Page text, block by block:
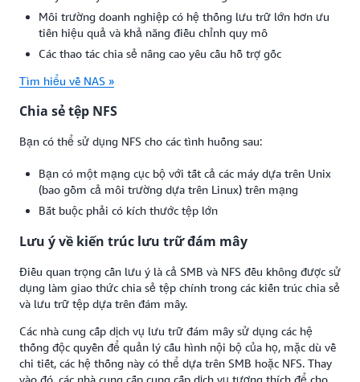
Môi trường doanh nghiệp có hệ thống lưu trữ lớn hơn ưu
tiên hiệu quả và khả năng điều chỉnh quy mô
Các thao tác chia sẻ nâng cao yêu cầu hỗ trợ gốc
Tìm hiểu về NAS »
Chia sẻ tệp NFS
Bạn có thể sử dụng NFS cho các tình huống sau:
Bạn có một mạng cục bộ với tất cả các máy dựa trên Unix
(bao gồm cả môi trường dựa trên Linux) trên mạng
Bắt buộc phải có kích thước tệp lớn
Lưu ý về kiến trúc lưu trữ đám mây
Điều quan trọng cần lưu ý là cả SMB và NFS đều không được sử
dụng làm giao thức chia sẻ tệp chính trong các kiến trúc chia sẻ
và lưu trữ tệp dựa trên đám mây.
Các nhà cung cấp dịch vụ lưu trữ đám mây sử dụng các hệ
thống độc quyền để quản lý cấu hình nội bộ của họ, mặc dù về
chi tiết, các hệ thống này có thể dựa trên SMB hoặc NFS. Thay
vào đó, các nhà cung cấp cung cấp dịch vụ tương thích để cho